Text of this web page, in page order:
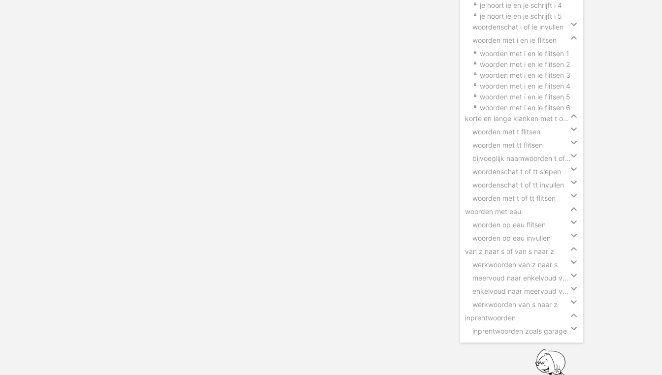
je hoort ie en je schrijft i 4
je hoort ie en je schrijft i 5
woordenschat i of ie invullen
woorden met i en ie flitsen
woorden met i en ie flitsen 1
woorden met i en ie flitsen 2
woorden met i en ie flitsen 3
woorden met i en ie flitsen 4
woorden met i en ie flitsen 5
woorden met i en ie flitsen 6
korte en lange klanken met t of tt
woorden met t flitsen
woorden met tt flitsen
bijvoeglijk naamwoorden t of tt
woordenschat t of tt slepen
woordenschat t of tt invullen
woorden met t of tt flitsen
woorden met eau
woorden op eau flitsen
woorden op eau invullen
van z naar s of van s naar z
werkwoorden van z naar s
meervoud naar enkelvoud van z naar s
enkelvoud naar meervoud van s naar z
werkwoorden van s naar z
inprentwoorden
inprentwoorden zoals garage